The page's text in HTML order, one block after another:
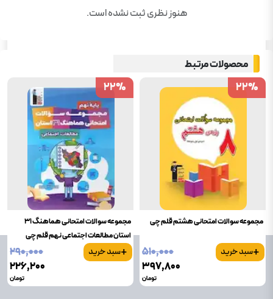
هنوز نظری ثبت نشده است.
محصولات مرتبط
مجموعه سوالات امتحانی هشتم قلم چی
+سبد خرید
۵۱۰٬۰۰۰
۳۹۷٬۸۰۰
تومان
22%
22%
مجموعه سوالات امتحانی هماهنگ 31
استان مطالعات اجتماعی نهم قلم چی
+سبد خرید
۲۹۰٬۰۰۰
۲۲۶٬۲۰۰
تومان
22%
22%